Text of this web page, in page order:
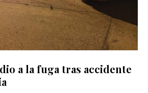
a la fuga tras accidente